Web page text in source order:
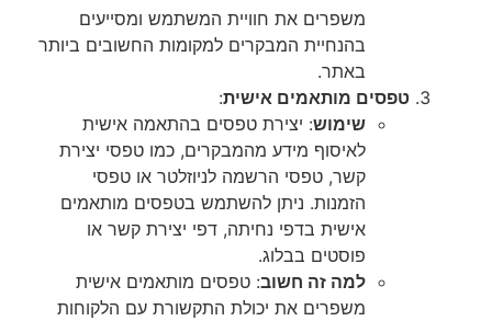
משפרים את חוויית המשתמש ומסייעים
בהנחיית המבקרים למקומות החשובים ביותר
באתר.
טפסים מותאמים אישית:
שימוש: יצירת טפסים בהתאמה אישית
לאיסוף מידע מהמבקרים, כמו טפסי יצירת
קשר, טפסי הרשמה לניוזלטר או טפסי
הזמנות. ניתן להשתמש בטפסים מותאמים
אישית בדפי נחיתה, דפי יצירת קשר או
פוסטים בבלוג.
למה זה חשוב: טפסים מותאמים אישית
משפרים את יכולת התקשורת עם הלקוחות